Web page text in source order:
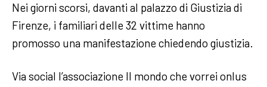
Nei giorni scorsi, davanti al palazzo di Giustizia di
Firenze, i familiari delle 32 vittime hanno
promosso una manifestazione chiedendo giustizia.
Via social l’associazione Il mondo che vorrei onlus